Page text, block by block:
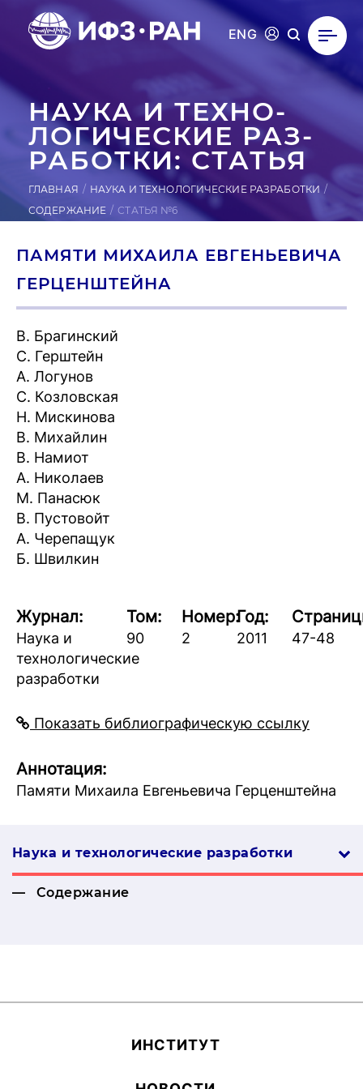
ENG
НАУКА И ТЕХ­НО­
ЛОГИ­ЧЕС­КИЕ РАЗ­
РА­БОТ­КИ: СТАТЬЯ
ГЛАВНАЯ
НАУКА И ТЕХНОЛОГИЧЕСКИЕ РАЗРАБОТКИ
СОДЕРЖАНИЕ
СТАТЬЯ №6
ПАМЯТИ МИХАИЛА ЕВГЕНЬЕВИЧА
ГЕРЦЕНШТЕЙНА
В. Брагинский
С. Герштейн
А. Логунов
С. Козловская
Н. Мискинова
В. Михайлин
В. Намиот
А. Николаев
М. Панасюк
В. Пустовойт
А. Черепащук
Б. Швилкин
Журнал:
Наука и
технологические
разработки
Том:
90
Номер:
2
Год:
2011 47-48
Показать библиографическую ссылку
Аннотация:
Памяти Михаила Евгеньевича Герценштейна
Наука и технологические разработки
Содержание
ИН­СТИ­ТУТ